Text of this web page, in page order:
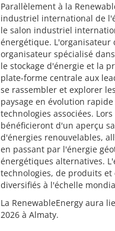
Parallèlement à la
industriel international de
le salon industriel
énergétique. L'organisateur
organisateur spécialisé
le stockage d'énergie et la
plate-forme centrale aux
se rassembler et explorer
paysage en évolution
technologies associées.
bénéficieront d'un aperçu
d'énergies renouvelables,
en passant par l'énergie
énergétiques alternatives.
technologies, de produits
diversifiés à l'échelle
La RenewableEnergy aura
2026 à Almaty.